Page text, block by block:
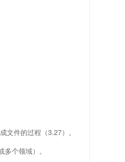
件的过程（3.27）。
个领域）。